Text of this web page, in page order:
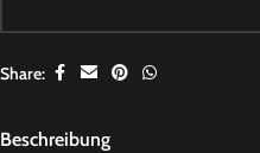
Share:
Beschreibung